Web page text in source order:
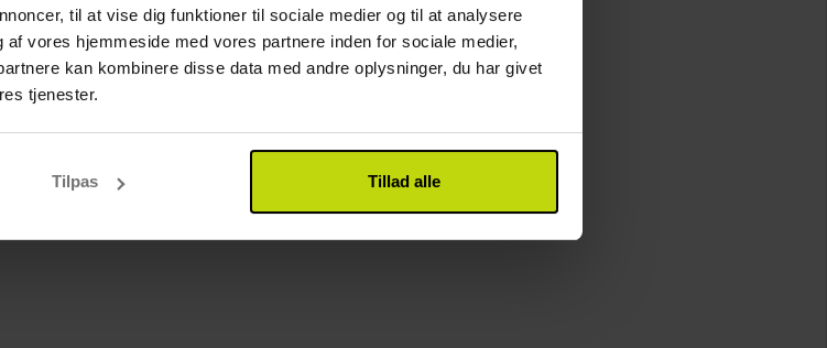
til at vise dig funktioner til sociale medier og til at analysere
vores hjemmeside med vores partnere inden for sociale medier,
kan kombinere disse data med andre oplysninger, du har givet
tjenester.
Tilpas Tillad alle